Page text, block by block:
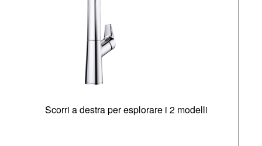
Scorri a destra per esplorare i 2 modelli